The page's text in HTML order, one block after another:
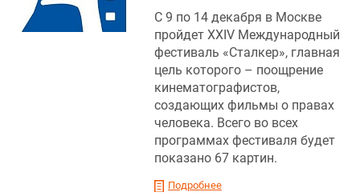
С 9 по 14 декабря в Москве
пройдет XXIV Международный
фестиваль «Сталкер», главная
цель которого – поощрение
кинематографистов,
создающих фильмы о правах
человека. Всего во всех
программах фестиваля будет
показано 67 картин.
Подробнее